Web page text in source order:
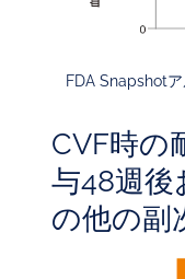
FDA Snapshot
CVF時の
与48週後
の他の副